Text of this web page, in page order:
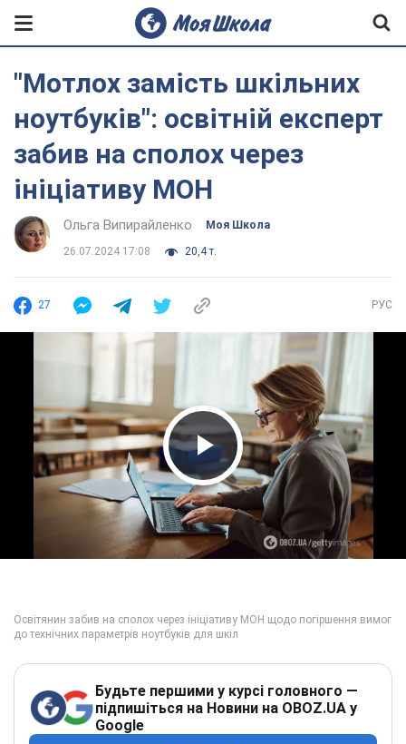
"Мотлох замість шкільних
ноутбуків": освітній експерт
забив на сполох через
ініціативу МОН
Ольга Випирайленко Моя Школа
26.07.2024 17:08 20,4 т.
27 РУС
Play Video
Будьте першими у курсі головного —
підпишіться на Новини на OBOZ.UA у
Google